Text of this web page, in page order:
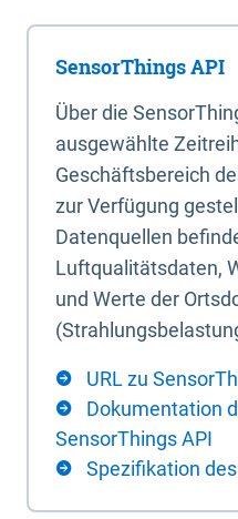
SensorThings API
Über die
ausgewählte
Geschäftsbereich
zur Verfügung
Datenquellen
Luftqualitätsdaten,
und Werte der
URL zu
Dokumentation
SensorThings API
Spezifikation